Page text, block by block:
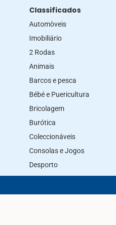
Classificados
Automòveis
Imobiliário
2 Rodas
Animais
Barcos e pesca
Bébé e Puericultura
Bricolagem
Burótica
Coleccionáveis
Consolas e Jogos
Desporto